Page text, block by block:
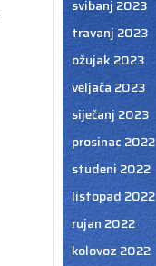
svibanj 2023
travanj 2023
ožujak 2023
veljača 2023
siječanj 2023
prosinac 2022
studeni 2022
listopad 2022
rujan 2022
kolovoz 2022